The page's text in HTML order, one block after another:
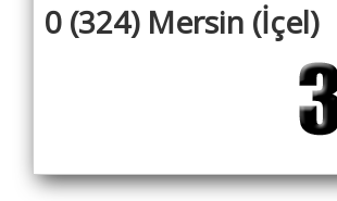
0 (324) Mersin (İçel)